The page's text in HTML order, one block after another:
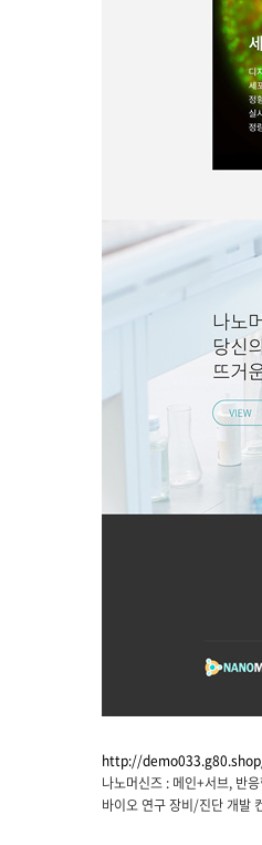
http://
나노머신즈 : 메인+서브, 반
바이오 연구 장비/진단 개발